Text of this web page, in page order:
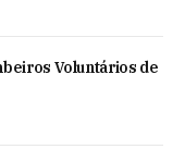
Voluntários de